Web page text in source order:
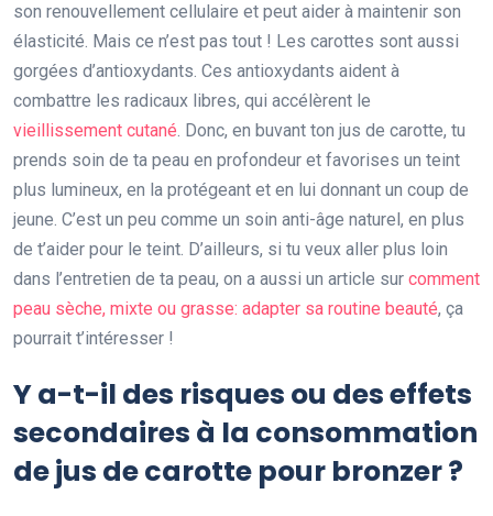
son renouvellement cellulaire et peut aider à maintenir son
élasticité. Mais ce n’est pas tout ! Les carottes sont aussi
gorgées d’antioxydants. Ces antioxydants aident à
combattre les radicaux libres, qui accélèrent le
vieillissement cutané. Donc, en buvant ton jus de carotte, tu
prends soin de ta peau en profondeur et favorises un teint
plus lumineux, en la protégeant et en lui donnant un coup de
jeune. C’est un peu comme un soin anti-âge naturel, en plus
de t’aider pour le teint. D’ailleurs, si tu veux aller plus loin
dans l’entretien de ta peau, on a aussi un article sur comment
peau sèche, mixte ou grasse: adapter sa routine beauté, ça
pourrait t’intéresser !
Y a-t-il des risques ou des effets
secondaires à la consommation
de jus de carotte pour bronzer ?